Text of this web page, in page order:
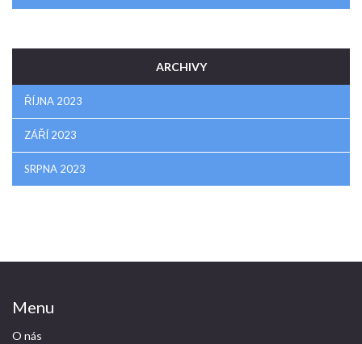
ARCHIVY
ŘÍJNA 2023
ZÁŘÍ 2023
SRPNA 2023
Menu
O nás